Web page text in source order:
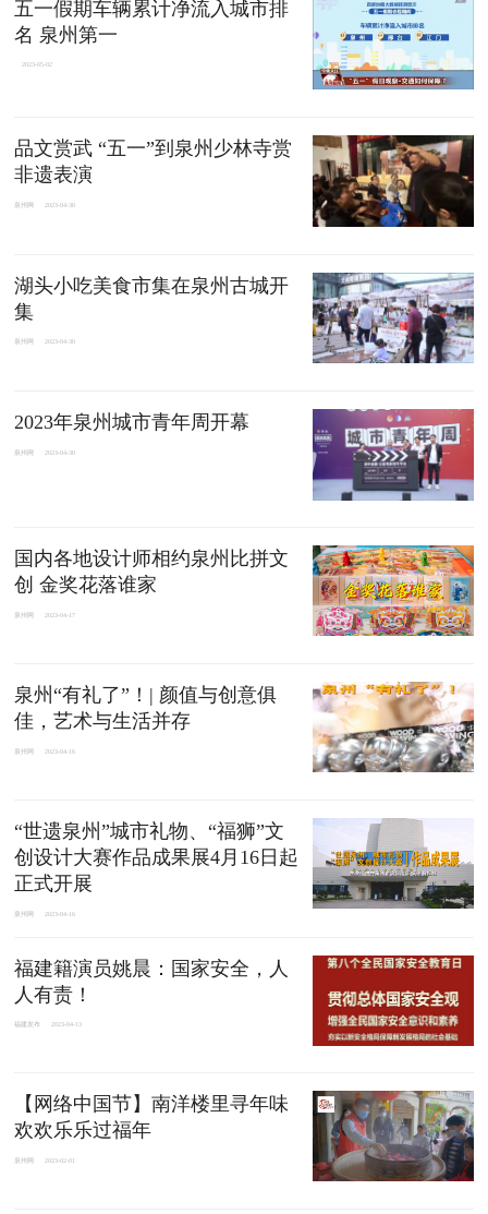
五一假期车辆累计净流入城市排
名 泉州第一
2023-05-02
品文赏武 “五一”到泉州少林寺赏
非遗表演
泉州网 2023-04-30
湖头小吃美食市集在泉州古城开
集
泉州网 2023-04-30
2023年泉州城市青年周开幕
泉州网 2023-04-30
国内各地设计师相约泉州比拼文
创 金奖花落谁家
泉州网 2023-04-17
泉州“有礼了”！| 颜值与创意俱
佳，艺术与生活并存
泉州网 2023-04-16
“世遗泉州”城市礼物、“福狮”文
创设计大赛作品成果展4月16日起
正式开展
泉州网 2023-04-16
福建籍演员姚晨：国家安全，人
人有责！
福建发布 2023-04-13
【网络中国节】南洋楼里寻年味
欢欢乐乐过福年
泉州网 2023-02-01